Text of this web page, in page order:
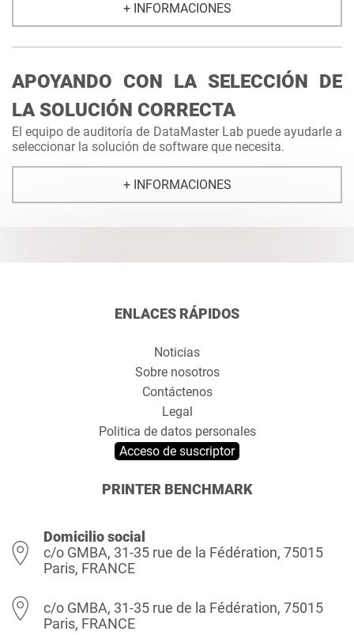
+ INFORMACIONES
APOYANDO CON LA SELECCIÓN DE
LA SOLUCIÓN CORRECTA
El equipo de auditoría de DataMaster Lab puede ayudarle a
seleccionar la solución de software que necesita.
+ INFORMACIONES
ENLACES RÁPIDOS
Noticias
Sobre nosotros
Contáctenos
Legal
Politica de datos personales
Acceso de suscriptor
PRINTER BENCHMARK
Domicilio social
c/o GMBA, 31-35 rue de la Fédération, 75015
Paris, FRANCE
c/o GMBA, 31-35 rue de la Fédération, 75015
Paris, FRANCE